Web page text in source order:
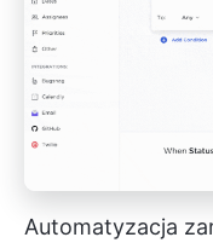
Automatyzacja